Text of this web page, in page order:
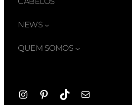
NEWS
QUEM SOMOS
InstagramPinterestTikTokE-